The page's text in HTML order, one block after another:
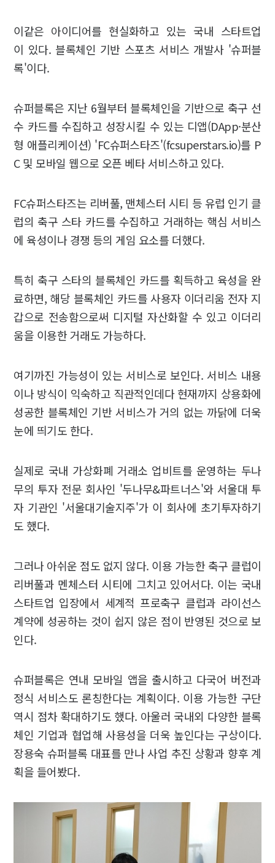
이같은 아이디어를 현실화하고 있는 국내 스타트업
이 있다. 블록체인 기반 스포츠 서비스 개발사 '슈퍼블
록'이다.
슈퍼블록은 지난 6월부터 블록체인을 기반으로 축구 선
수 카드를 수집하고 성장시킬 수 있는 디앱(DApp·분산
형 애플리케이션) 'FC슈퍼스타즈'(fcsuperstars.io)를 P
C 및 모바일 웹으로 오픈 베타 서비스하고 있다.
FC슈퍼스타즈는 리버풀, 맨체스터 시티 등 유럽 인기 클
럽의 축구 스타 카드를 수집하고 거래하는 핵심 서비스
에 육성이나 경쟁 등의 게임 요소를 더했다.
특히 축구 스타의 블록체인 카드를 획득하고 육성을 완
료하면, 해당 블록체인 카드를 사용자 이더리움 전자 지
갑으로 전송함으로써 디지털 자산화할 수 있고 이더리
움을 이용한 거래도 가능하다.
여기까진 가능성이 있는 서비스로 보인다. 서비스 내용
이나 방식이 익숙하고 직관적인데다 현재까지 상용화에
성공한 블록체인 기반 서비스가 거의 없는 까닭에 더욱
눈에 띄기도 한다.
실제로 국내 가상화폐 거래소 업비트를 운영하는 두나
무의 투자 전문 회사인 '두나무&파트너스'와 서울대 투
자 기관인 '서울대기술지주'가 이 회사에 초기투자하기
도 했다.
그러나 아쉬운 점도 없지 않다. 이용 가능한 축구 클럽이
리버풀과 멘체스터 시티에 그치고 있어서다. 이는 국내
스타트업 입장에서 세계적 프로축구 클럽과 라이선스
계약에 성공하는 것이 쉽지 않은 점이 반영된 것으로 보
인다.
슈퍼블록은 연내 모바일 앱을 출시하고 다국어 버전과
정식 서비스도 론칭한다는 계획이다. 이용 가능한 구단
역시 점차 확대하기도 했다. 아울러 국내외 다양한 블록
체인 기업과 협업해 사용성을 더욱 높인다는 구상이다.
장용숙 슈퍼블록 대표를 만나 사업 추진 상황과 향후 계
획을 들어봤다.